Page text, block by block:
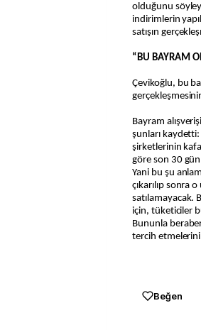
olduğunu
indirimlerin
satışın
“BU BAYRAM
Çevikoğlu, bu
Bayram
şunları
şirketlerinin
göre son 30 gün
Yani bu şu
çıkarılıp sonra
satılamayacak.
için, tüketiciler
Bununla
tercih
Beğen